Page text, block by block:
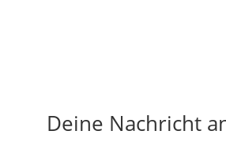
Deine Nachricht